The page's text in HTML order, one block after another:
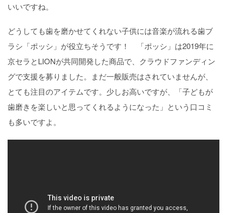
いいですね。
どうしても歯を磨かせてくれない子供には音楽が流れる歯ブ
ラシ「ポッシ」が役立ちそうです！ 「ポッシ」は2019年に
京セラとLIONが共同開発した商品で、クラウドファンディン
グで支援を募りました。まだ一般販売はされていませんが、
とても注目のアイテムです。少しお高いですが、「子どもが
歯磨きを楽しいと思ってくれるようになった」という口コミ
も多いですよ。